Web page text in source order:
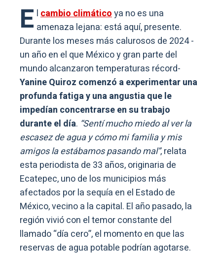
E lcambio climáticoya no es una
amenaza lejana: está aquí, presente.
Durante los meses más calurosos de 2024 -
un año en el que México y gran parte del
mundo alcanzaron temperaturas récord-
Yanine Quiroz comenzó a experimentar una
profunda fatiga y una angustia que le
impedían concentrarse en su trabajo
durante el día. “Sentí mucho miedo al ver la
escasez de agua y cómo mi familia y mis
amigos la estábamos pasando mal”, relata
esta periodista de 33 años, originaria de
Ecatepec, uno de los municipios más
afectados por la sequía en el Estado de
México, vecino a la capital. El año pasado, la
región vivió con el temor constante del
llamado “día cero”, el momento en que las
reservas de agua potable podrían agotarse.